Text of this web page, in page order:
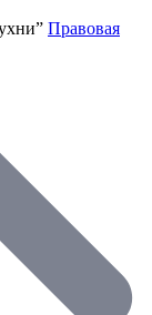
Правовая